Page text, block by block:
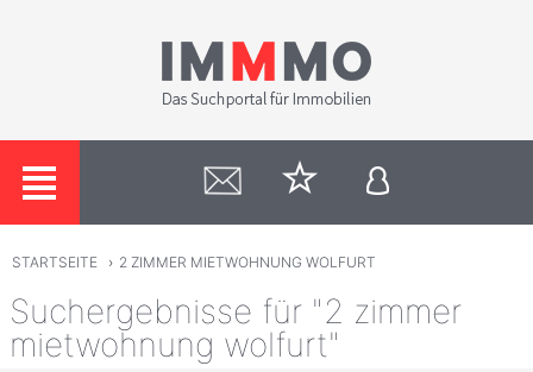
STARTSEITE › 2 ZIMMER MIETWOHNUNG WOLFURT
Suchergebnisse für "2 zimmer
mietwohnung wolfurt"